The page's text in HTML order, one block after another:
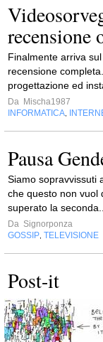
recensione
Finalmente arriva
recensione
progettazione ed
Da Mischa1987
INFORMATICA
Pausa
Siamo sopravvissuti
che questo non vuol
superato la
Da Signorponza
GOSSIP TELEVISIONE
Post-it